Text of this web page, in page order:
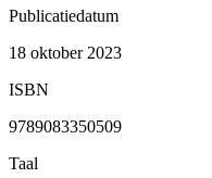
Publicatiedatum
18 oktober 2023
ISBN
9789083350509
Taal